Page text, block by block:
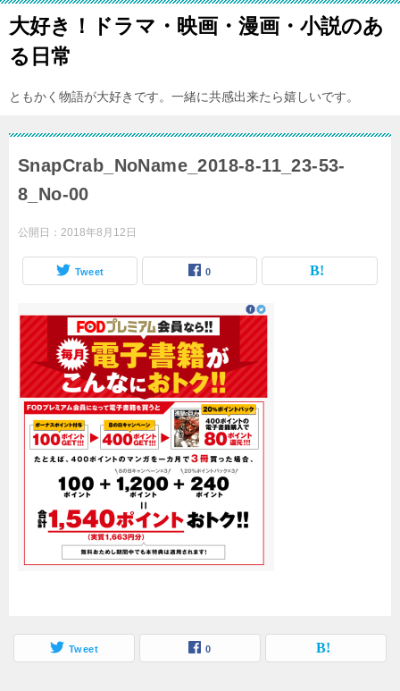
大好き！ドラマ・映画・漫画・小説のあ
る日常
ともかく物語が大好きです。一緒に共感出来たら嬉しいです。
SnapCrab_NoName_2018-8-11_23-53-
8_No-00
公開日： 2018年8月12日
Tweet 0
Tweet 0